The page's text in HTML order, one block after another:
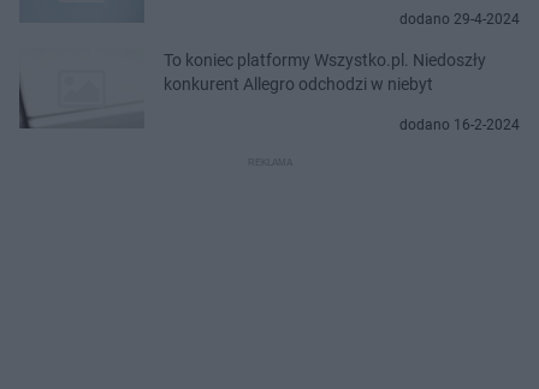
dodano 29-4-2024
To koniec platformy Wszystko.pl. Niedoszły
konkurent Allegro odchodzi w niebyt
dodano 16-2-2024